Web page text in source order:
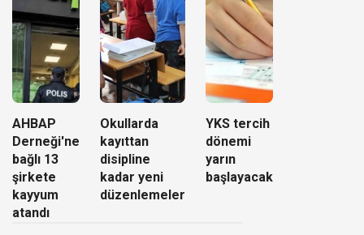
AHBAP
Derneği'ne
bağlı 13
şirkete
kayyum
atandı
Okullarda
kayıttan
disipline
kadar yeni
düzenlemeler
YKS tercih
dönemi
yarın
başlayacak